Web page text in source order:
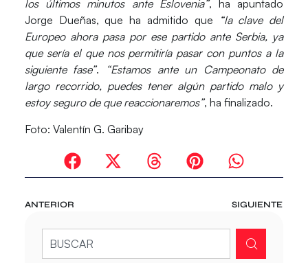
los últimos minutos ante Eslovenia”, ha apuntado
Jorge Dueñas, que ha admitido que
“la clave del
Europeo ahora pasa por ese partido ante Serbia, ya
que sería el que nos permitiría pasar con puntos a la
siguiente fase”.
“Estamos ante un Campeonato de
largo recorrido, puedes tener algún partido malo y
estoy seguro de que reaccionaremos”, ha finalizado.
Foto: Valentín G. Garibay
ANTERIOR SIGUIENTE